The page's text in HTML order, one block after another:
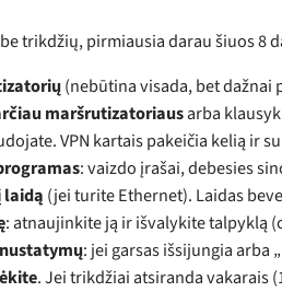
trikdžių, pirmiausia darau šiuos
(nebūtina visada, bet dažnai
maršrutizatoriausarba
VPN kartais pakeičia kelią ir
: vaizdo įrašai, debesies
laidą (jei turite Ethernet). Laidas
: atnaujinkite ją ir išvalykite talpyklą
: jei garsas išsijungia arba
. Jei trikdžiai atsiranda vakarais